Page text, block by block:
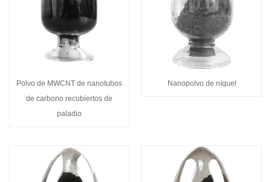
Polvo de MWCNT de nanotubos
de carbono recubiertos de
paladio
Nanopolvo de níquel